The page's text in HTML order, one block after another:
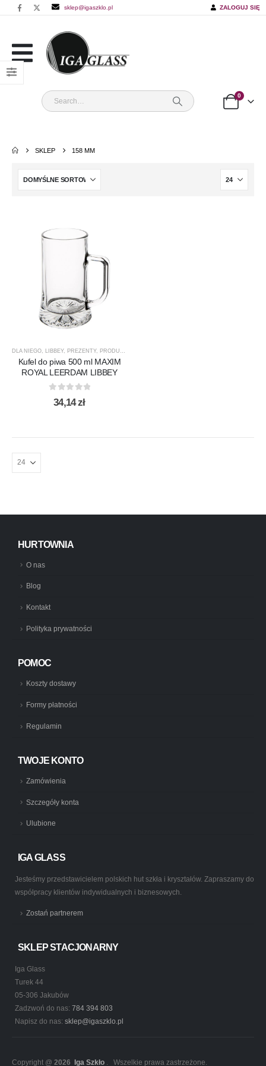
sklep@igaszklo.pl ZALOGUJ SIĘ
0
SKLEP 158 MM
DLA NIEGO, LIBBEY, PREZENTY, PRODUCENCI
Kufel do piwa 500 ml MAXIM
ROYAL LEERDAM LIBBEY
out of 5
34,14zł
HURTOWNIA
O nas
Blog
Kontakt
Polityka prywatności
POMOC
Koszty dostawy
Formy płatności
Regulamin
TWOJE KONTO
Zamówienia
Szczegóły konta
Ulubione
IGA GLASS
Jesteśmy przedstawicielem polskich hut szkła i kryształów. Zapraszamy do
współpracy klientów indywidualnych i biznesowych.
Zostań partnerem
SKLEP STACJONARNY
Iga Glass
Turek 44
05-306 Jakubów
Zadzwoń do nas: 784 394 803
Napisz do nas: sklep@igaszklo.pl
Copyright @ 2026 Iga Szkło . Wszelkie prawa zastrzeżone.